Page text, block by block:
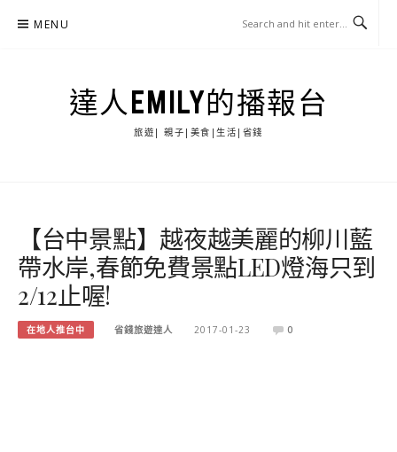
MENU
達人EMILY的播報台
旅遊| 親子|美食|生活|省錢
【台中景點】越夜越美麗的柳川藍
帶水岸,春節免費景點LED燈海只到
2/12止喔!
在地人推台中 省錢旅遊達人 2017-01-23 0